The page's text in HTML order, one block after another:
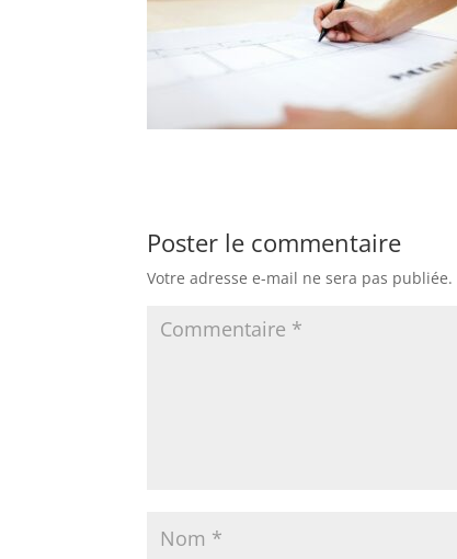
Poster le commentaire
Votre adresse e-mail ne sera pas publiée.